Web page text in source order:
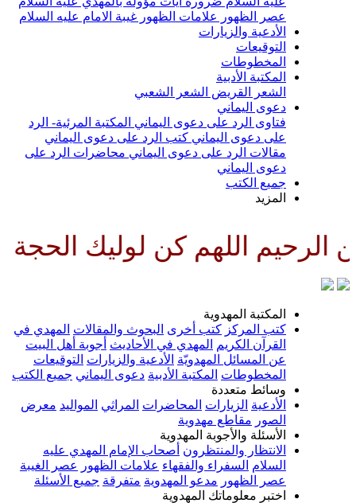
علامات الظهورغيبة الامام عليه السلام
والزيارات
الأدبية
الشعر الشعبي
اليماني
الرد على دعوى اليماني المكتبة المرئية- الرد
دعوى اليماني كتب الرد على دعوى اليماني
الرد على دعوى اليماني محاضرات الرد على
كن لوليك الحجة بن الحسن
المهدوية
كتب أخرى البحوث والمقالات المهدي في
المهدي في الأحاديث أجوبة أهل البيت
المسائل المهدويّة الأدعية والزيارات التوقيعات
المكتبة الأدبية دعوى اليماني جميع الكتب
متعددة
الزيارات المحاضرات المراثي المواليد معرض
مقاطع مهدوية
والأجوبة المهدوية
والمنتظرون أصحاب الإمام المهدي عليه
السفراء والفقهاء علامات الظهور عصر الغيبة
مدعو المهدوية متفرقة جميع الأسئلة
معلوماتك المهدوية